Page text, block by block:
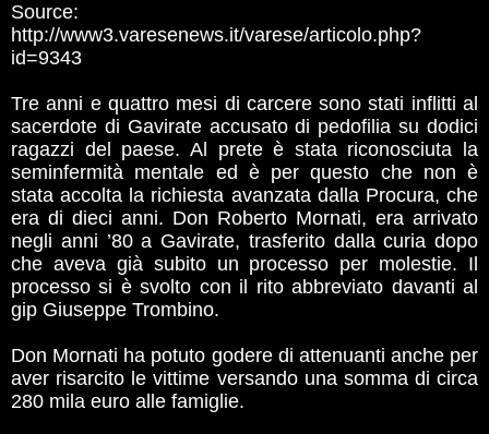
Source:
http://www3.varesenews.it/varese/articolo.php?
id=9343
Tre anni e quattro mesi di carcere sono stati inflitti al
sacerdote di Gavirate accusato di pedofilia su dodici
ragazzi del paese. Al prete è stata riconosciuta la
seminfermità mentale ed è per questo che non è
stata accolta la richiesta avanzata dalla Procura, che
era di dieci anni. Don Roberto Mornati, era arrivato
negli anni ’80 a Gavirate, trasferito dalla curia dopo
che aveva già subito un processo per molestie. Il
processo si è svolto con il rito abbreviato davanti al
gip Giuseppe Trombino.
Don Mornati ha potuto godere di attenuanti anche per
aver risarcito le vittime versando una somma di circa
280 mila euro alle famiglie.